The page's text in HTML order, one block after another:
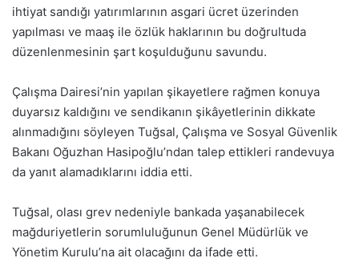
ihtiyat sandığı yatırımlarının asgari ücret üzerinden
yapılması ve maaş ile özlük haklarının bu doğrultuda
düzenlenmesinin şart koşulduğunu savundu.
Çalışma Dairesi’nin yapılan şikayetlere rağmen konuya
duyarsız kaldığını ve sendikanın şikâyetlerinin dikkate
alınmadığını söyleyen Tuğsal, Çalışma ve Sosyal Güvenlik
Bakanı Oğuzhan Hasipoğlu’ndan talep ettikleri randevuya
da yanıt alamadıklarını iddia etti.
Tuğsal, olası grev nedeniyle bankada yaşanabilecek
mağduriyetlerin sorumluluğunun Genel Müdürlük ve
Yönetim Kurulu’na ait olacağını da ifade etti.